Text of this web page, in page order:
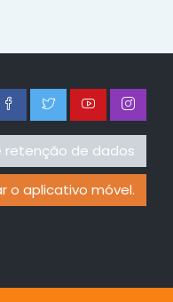
retenção de dados
o aplicativo móvel.